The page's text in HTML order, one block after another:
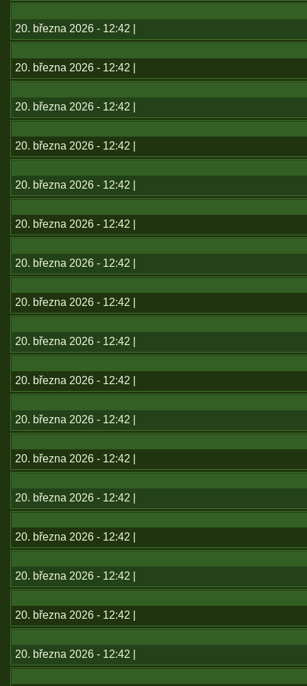
20. března 2026 - 12:42 |
20. března 2026 - 12:42 |
20. března 2026 - 12:42 |
20. března 2026 - 12:42 |
20. března 2026 - 12:42 |
20. března 2026 - 12:42 |
20. března 2026 - 12:42 |
20. března 2026 - 12:42 |
20. března 2026 - 12:42 |
20. března 2026 - 12:42 |
20. března 2026 - 12:42 |
20. března 2026 - 12:42 |
20. března 2026 - 12:42 |
20. března 2026 - 12:42 |
20. března 2026 - 12:42 |
20. března 2026 - 12:42 |
20. března 2026 - 12:42 |